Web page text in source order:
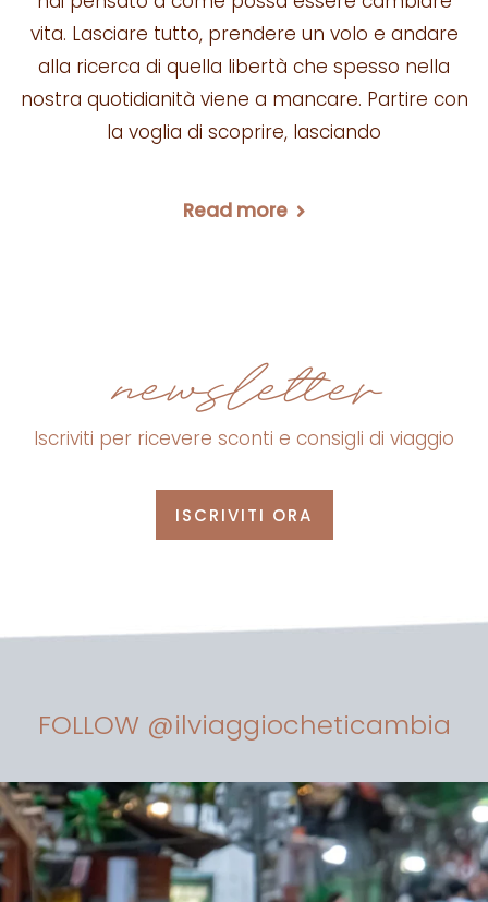
vita. Lasciare tutto, prendere un volo e andare
alla ricerca di quella libertà che spesso nella
nostra quotidianità viene a mancare. Partire con
la voglia di scoprire, lasciando
Read more
newsletter
Iscriviti per ricevere sconti e consigli di viaggio
ISCRIVITI ORA
FOLLOW @ilviaggiocheticambia